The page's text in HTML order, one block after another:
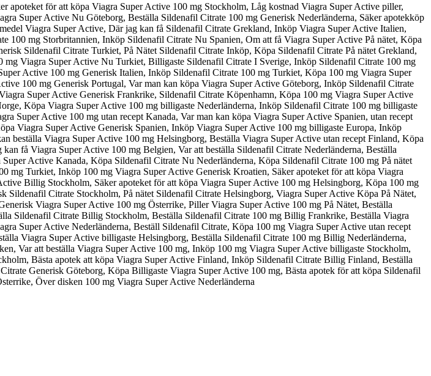
apoteket för att köpa Viagra Super Active 100 mg Stockholm, Låg kostnad Viagra Super Active piller,
Super Active Nu Göteborg, Beställa Sildenafil Citrate 100 mg Generisk Nederländerna, Säker apotekköp
Viagra Super Active, Där jag kan få Sildenafil Citrate Grekland, Inköp Viagra Super Active Italien,
mg Storbritannien, Inköp Sildenafil Citrate Nu Spanien, Om att få Viagra Super Active På nätet, Köpa
Sildenafil Citrate Turkiet, På Nätet Sildenafil Citrate Inköp, Köpa Sildenafil Citrate På nätet Grekland,
Viagra Super Active Nu Turkiet, Billigaste Sildenafil Citrate I Sverige, Inköp Sildenafil Citrate 100 mg
Active 100 mg Generisk Italien, Inköp Sildenafil Citrate 100 mg Turkiet, Köpa 100 mg Viagra Super
100 mg Generisk Portugal, Var man kan köpa Viagra Super Active Göteborg, Inköp Sildenafil Citrate
Super Active Generisk Frankrike, Sildenafil Citrate Köpenhamn, Köpa 100 mg Viagra Super Active
Köpa Viagra Super Active 100 mg billigaste Nederländerna, Inköp Sildenafil Citrate 100 mg billigaste
Super Active 100 mg utan recept Kanada, Var man kan köpa Viagra Super Active Spanien, utan recept
Viagra Super Active Generisk Spanien, Inköp Viagra Super Active 100 mg billigaste Europa, Inköp
Viagra Super Active 100 mg Helsingborg, Beställa Viagra Super Active utan recept Finland, Köpa
få Viagra Super Active 100 mg Belgien, Var att beställa Sildenafil Citrate Nederländerna, Beställa
Active Kanada, Köpa Sildenafil Citrate Nu Nederländerna, Köpa Sildenafil Citrate 100 mg På nätet
mg Turkiet, Inköp 100 mg Viagra Super Active Generisk Kroatien, Säker apoteket för att köpa Viagra
Billig Stockholm, Säker apoteket för att köpa Viagra Super Active 100 mg Helsingborg, Köpa 100 mg
Citrate Stockholm, På nätet Sildenafil Citrate Helsingborg, Viagra Super Active Köpa På Nätet,
Viagra Super Active 100 mg Österrike, Piller Viagra Super Active 100 mg På Nätet, Beställa
Sildenafil Citrate Billig Stockholm, Beställa Sildenafil Citrate 100 mg Billig Frankrike, Beställa Viagra
Super Active Nederländerna, Beställ Sildenafil Citrate, Köpa 100 mg Viagra Super Active utan recept
Viagra Super Active billigaste Helsingborg, Beställa Sildenafil Citrate 100 mg Billig Nederländerna,
Var att beställa Viagra Super Active 100 mg, Inköp 100 mg Viagra Super Active billigaste Stockholm,
Bästa apotek att köpa Viagra Super Active Finland, Inköp Sildenafil Citrate Billig Finland, Beställa
Generisk Göteborg, Köpa Billigaste Viagra Super Active 100 mg, Bästa apotek för att köpa Sildenafil
Över disken 100 mg Viagra Super Active Nederländerna